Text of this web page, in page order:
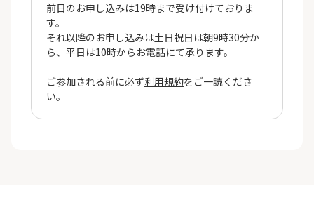
前日のお申し込みは19時まで受け付けておりま
す。
それ以降のお申し込みは土日祝日は朝9時30分か
ら、平日は10時からお電話にて承ります。
ご参加される前に必ず利用規約をご一読くださ
い。